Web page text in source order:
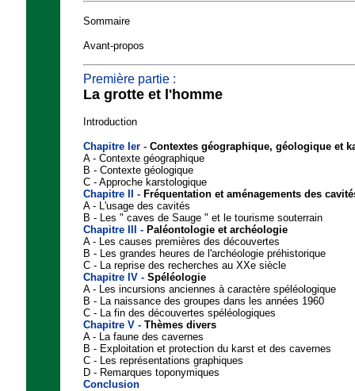
Sommaire
Avant-propos
Première partie :
La grotte et l'homme
Introduction
Chapitre Ier - Contextes géographique, géologique et
A - Contexte géographique
B - Contexte géologique
C - Approche karstologique
Chapitre II - Fréquentation et aménagements des
A - L'usage des cavités
B - Les " caves de Sauge " et le tourisme souterrain
Chapitre III - Paléontologie et archéologie
A - Les causes premières des découvertes
B - Les grandes heures de l'archéologie préhistorique
C - La reprise des recherches au XXe siècle
Chapitre IV - Spéléologie
A - Les incursions anciennes à caractère spéléologique
B - La naissance des groupes dans les années 1960
C - La fin des découvertes spéléologiques
Chapitre V - Thèmes divers
A - La faune des cavernes
B - Exploitation et protection du karst et des cavernes
C - Les représentations graphiques
D - Remarques toponymiques
Conclusion